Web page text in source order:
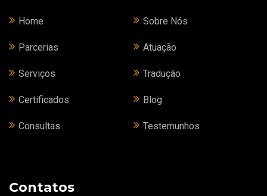
Home Sobre Nós
Parcerias Atuação
Serviços Tradução
Certificados Blog
Consultas Testemunhos
Contatos